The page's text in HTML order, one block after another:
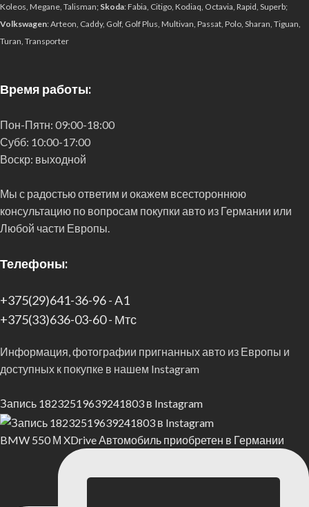
Koleos, Megane, Talisman; Skoda: Fabia, Citigo, Kodiaq, Octavia, Rapid, Superb;
Volkswagen: Arteon, Caddy, Golf, Golf Plus, Multivan, Passat, Polo, Sharan, Tiguan,
Turan, Transporter
Время работы:
Пон-Пятн: 09:00-18:00
Субб: 10:00-17:00
Воскр: выходной
Мы с радостью ответим и окажем всестороннюю
консультацию по вопросам покупки авто из Германии или
Любой части Европы.
Телефоны:
+375(29)641-36-96 - A1
+375(33)636-03-60 - Мтс
Информация, фотографии пригнанных авто из Европы и
доступных к покупке в нашем Instagram
Запись 18232519639241803 в Instagram
BMW 550 М XDrive Автомобиль приобретен в Германии